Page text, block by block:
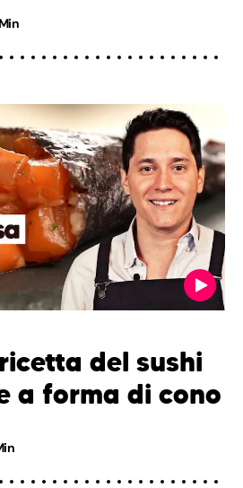
del sushi
a forma di cono